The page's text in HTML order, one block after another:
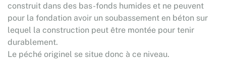
construit dans des bas-fonds humides et ne peuvent
pour la fondation avoir un soubassement en béton sur
lequel la construction peut être montée pour tenir
durablement.
Le péché originel se situe donc à ce niveau.